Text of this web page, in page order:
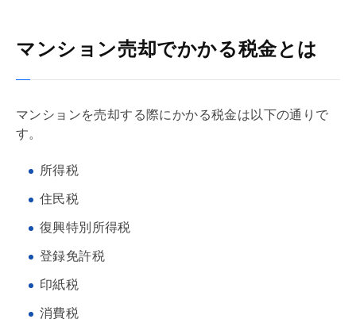
マンション売却でかかる税金とは
マンションを売却する際にかかる税金は以下の通りで
す。
所得税
住民税
復興特別所得税
登録免許税
印紙税
消費税